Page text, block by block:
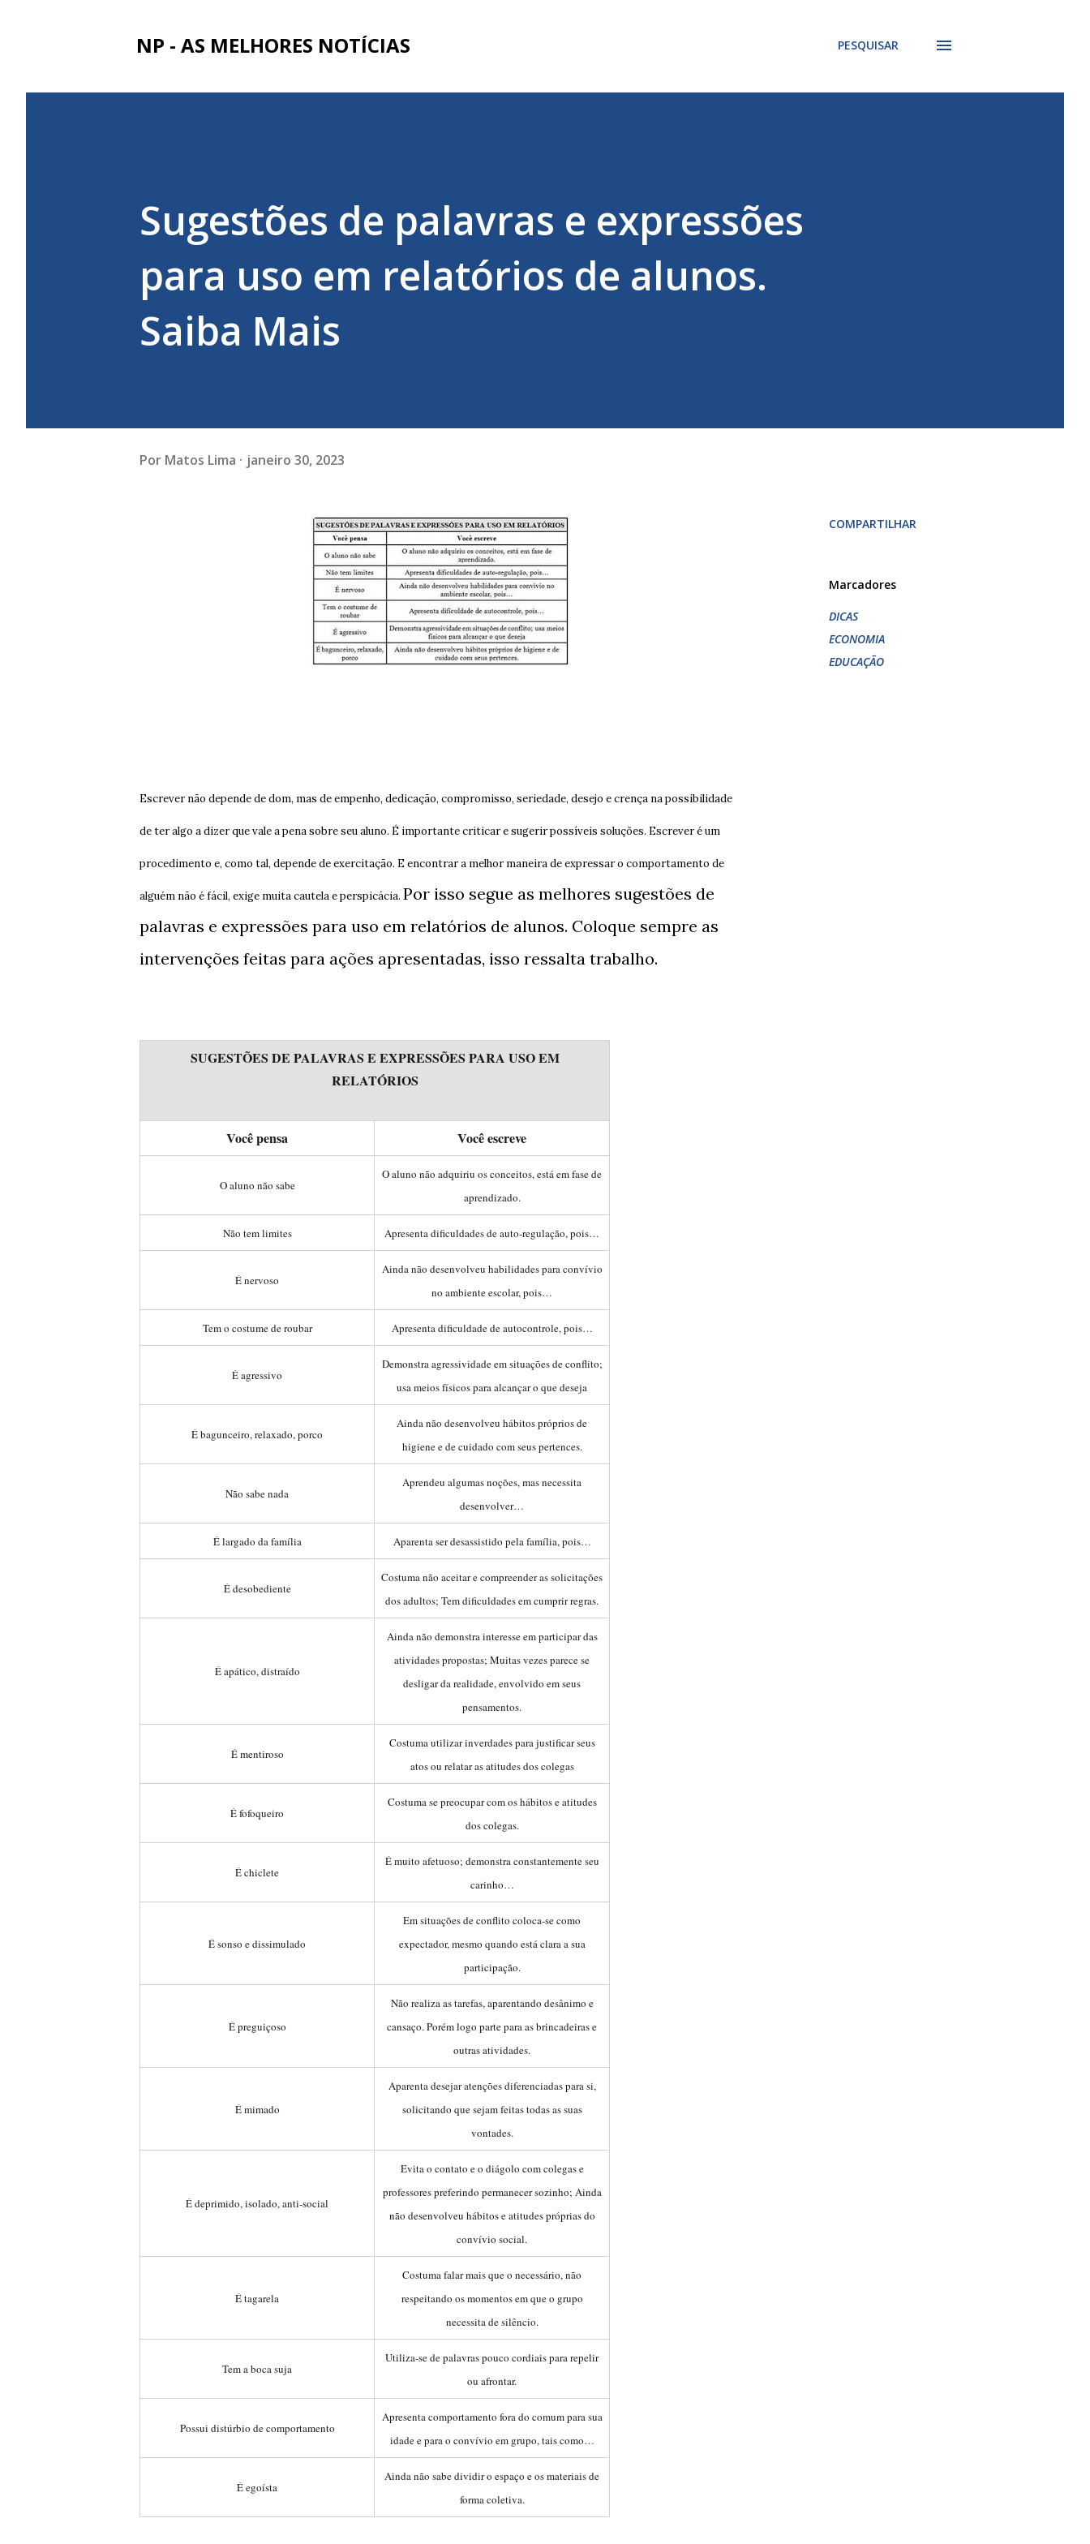
NP - AS MELHORES NOTÍCIAS PESQUISAR
Sugestões de palavras e expressões
para uso em relatórios de alunos.
Saiba Mais
Por Matos Lima janeiro 30, 2023
Escrever não depende de dom, mas de empenho, dedicação, compromisso, seriedade, desejo e crença na possibilidade
de ter algo a dizer que vale a pena sobre seu aluno. É importante criticar e sugerir possíveis soluções. Escrever é um
procedimento e, como tal, depende de exercitação. E encontrar a melhor maneira de expressar o comportamento de
alguém não é fácil, exige muita cautela e perspicácia. Por isso segue as melhores sugestões de
palavras e expressões para uso em relatórios de alunos. Coloque sempre as
intervenções feitas para ações apresentadas, isso ressalta trabalho.
SUGESTÕES DE PALAVRAS E EXPRESSÕES PARA USO EM
RELATÓRIOS
Você pensa Você escreve
O aluno não sabe
O aluno não adquiriu os conceitos, está em fase de
aprendizado.
Não tem limites Apresenta dificuldades de auto-regulação, pois…
É nervoso
Ainda não desenvolveu habilidades para convívio
no ambiente escolar, pois…
Tem o costume de roubar Apresenta dificuldade de autocontrole, pois…
É agressivo
Demonstra agressividade em situações de conflito;
usa meios físicos para alcançar o que deseja
É bagunceiro, relaxado, porco
Ainda não desenvolveu hábitos próprios de
higiene e de cuidado com seus pertences.
Não sabe nada
Aprendeu algumas noções, mas necessita
desenvolver…
É largado da família Aparenta ser desassistido pela família, pois…
É desobediente
Costuma não aceitar e compreender as solicitações
dos adultos; Tem dificuldades em cumprir regras.
É apático, distraído
Ainda não demonstra interesse em participar das
atividades propostas; Muitas vezes parece se
desligar da realidade, envolvido em seus
pensamentos.
É mentiroso
Costuma utilizar inverdades para justificar seus
atos ou relatar as atitudes dos colegas
É fofoqueiro
Costuma se preocupar com os hábitos e atitudes
dos colegas.
É chiclete
É muito afetuoso; demonstra constantemente seu
carinho…
É sonso e dissimulado
Em situações de conflito coloca-se como
expectador, mesmo quando está clara a sua
participação.
É preguiçoso
Não realiza as tarefas, aparentando desânimo e
cansaço. Porém logo parte para as brincadeiras e
outras atividades.
É mimado
Aparenta desejar atenções diferenciadas para si,
solicitando que sejam feitas todas as suas
vontades.
É deprimido, isolado, anti-social
Evita o contato e o diágolo com colegas e
professores preferindo permanecer sozinho; Ainda
não desenvolveu hábitos e atitudes próprias do
convívio social.
É tagarela
Costuma falar mais que o necessário, não
respeitando os momentos em que o grupo
necessita de silêncio.
Tem a boca suja
Utiliza-se de palavras pouco cordiais para repelir
ou afrontar.
Possui distúrbio de comportamento
Apresenta comportamento fora do comum para sua
idade e para o convívio em grupo, tais como…
É egoísta
Ainda não sabe dividir o espaço e os materiais de
forma coletiva.
COMPARTILHAR
Marcadores
DICAS
ECONOMIA
EDUCAÇÃO